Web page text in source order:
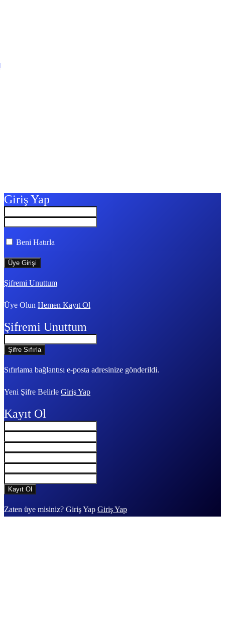
Giriş Yap
Beni Hatırla
Şifremi Unuttum
Üye Olun Hemen Kayıt Ol
Şifremi Unuttum
Sıfırlama bağlantısı e-posta adresinize gönderildi.
Yeni Şifre Belirle Giriş Yap
Kayıt Ol
Zaten üye misiniz? Giriş Yap Giriş Yap